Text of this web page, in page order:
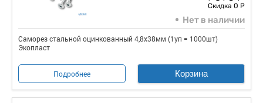
Скидка 0 Р
Нет в наличии
Саморез стальной оцинкованный 4,8x38мм (1уп = 1000шт)
Экопласт
Подробнее Корзина